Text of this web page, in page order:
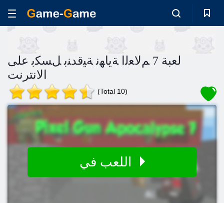
لعبة 7 ﻢﻟﺎﻌﻟﺍ ﺔﻳﺎﻬﻧ ﺔﻴﻗﺪﻨﺑ ﻞﺴﻜﺑ على
الانترنت
(Total 10)